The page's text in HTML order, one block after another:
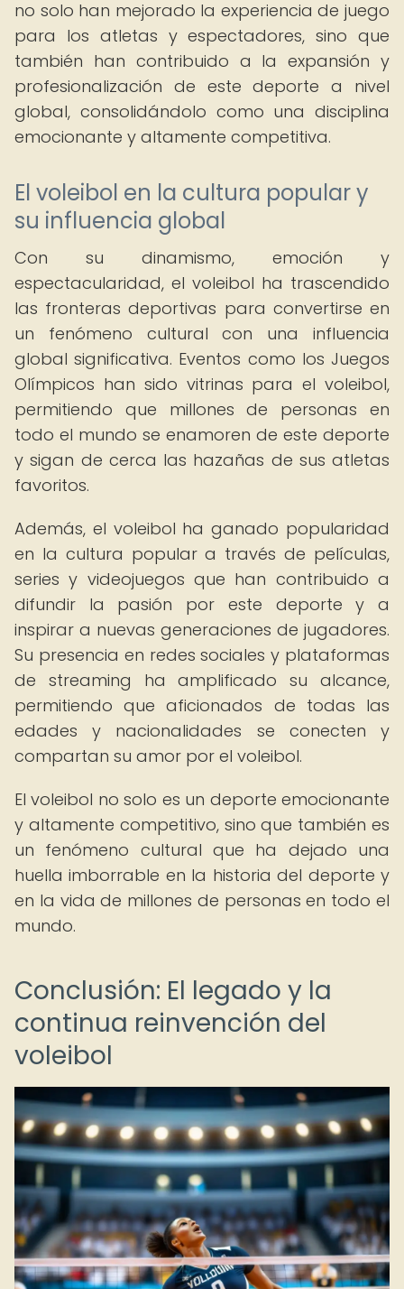
no solo han mejorado la experiencia de juego
para los atletas y espectadores, sino que
también han contribuido a la expansión y
profesionalización de este deporte a nivel
global, consolidándolo como una disciplina
emocionante y altamente competitiva.
El voleibol en la cultura popular y
su influencia global
Con su dinamismo, emoción y
espectacularidad, el voleibol ha trascendido
las fronteras deportivas para convertirse en
un fenómeno cultural con una influencia
global significativa. Eventos como los Juegos
Olímpicos han sido vitrinas para el voleibol,
permitiendo que millones de personas en
todo el mundo se enamoren de este deporte
y sigan de cerca las hazañas de sus atletas
favoritos.
Además, el voleibol ha ganado popularidad
en la cultura popular a través de películas,
series y videojuegos que han contribuido a
difundir la pasión por este deporte y a
inspirar a nuevas generaciones de jugadores.
Su presencia en redes sociales y plataformas
de streaming ha amplificado su alcance,
permitiendo que aficionados de todas las
edades y nacionalidades se conecten y
compartan su amor por el voleibol.
El voleibol no solo es un deporte emocionante
y altamente competitivo, sino que también es
un fenómeno cultural que ha dejado una
huella imborrable en la historia del deporte y
en la vida de millones de personas en todo el
mundo.
Conclusión: El legado y la
continua reinvención del
voleibol